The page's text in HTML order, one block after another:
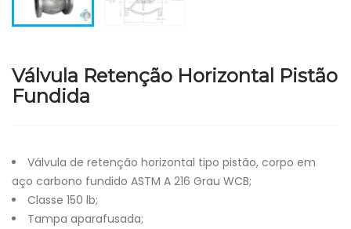
Válvula Retenção Horizontal Pistão
Fundida
Válvula de retenção horizontal tipo pistão, corpo em
aço carbono fundido ASTM A 216 Grau WCB;
Classe 150 lb;
Tampa aparafusada;